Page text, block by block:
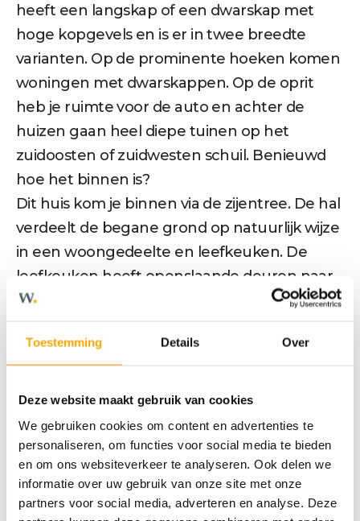
Toestemming Details Over
Deze website maakt gebruik van cookies
We gebruiken cookies om content en advertenties te
personaliseren, om functies voor social media te bieden
en om ons websiteverkeer te analyseren. Ook delen we
informatie over uw gebruik van onze site met onze
partners voor social media, adverteren en analyse. Deze
heeft een langskap of een dwarskap met
hoge kopgevels en is er in twee breedte
varianten. Op de prominente hoeken komen
woningen met dwarskappen. Op de oprit
heb je ruimte voor de auto en achter de
huizen gaan heel diepe tuinen op het
zuidoosten of zuidwesten schuil. Benieuwd
hoe het binnen is?
Dit huis kom je binnen via de zijentree. De hal
verdeelt de begane grond op natuurlijk wijze
in een woongedeelte en leefkeuken. De
leefkeuken heeft openslaande deuren naar
de tuin. Dit wordt vast het bruisende hart van
maken en gezellig borrelen met vrienden.
kunnen we optioneel ook spiegelen. De
zijaanbouw wordt standaard uitgevoerd als
woonruimte. Ideaal als thuiswerkplek of als
speelkamer. Uitzicht zowel naar de staatzijde
als op de tuin.